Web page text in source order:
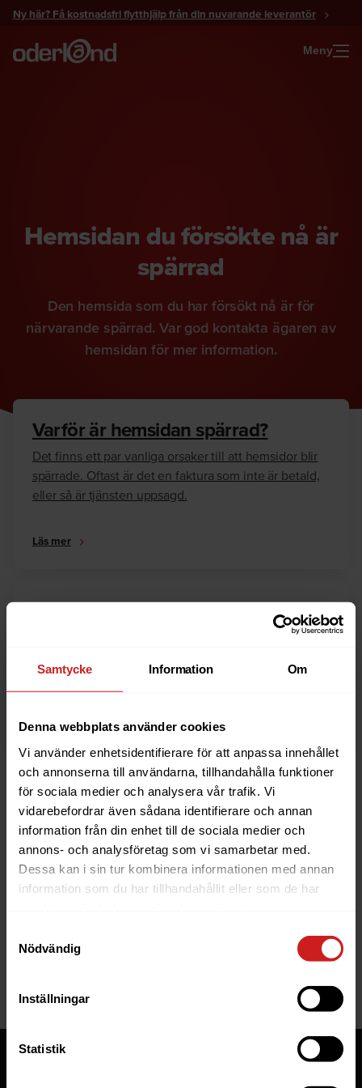
Samtycke Information Om
Denna webbplats använder cookies
Vi använder enhetsidentifierare för att anpassa innehållet
och annonserna till användarna, tillhandahålla funktioner
för sociala medier och analysera vår trafik. Vi
vidarebefordrar även sådana identifierare och annan
information från din enhet till de sociala medier och
annons- och analysföretag som vi samarbetar med.
Dessa kan i sin tur kombinera informationen med annan
information som du har tillhandahållit eller som de har
Nödvändig
Inställningar
Statistik
Gå
innehåll
Ny här? Få kostnadsfri flytthjälp från din nuvarande leverantör
Meny
Hemsidan du försökte nå är
spärrad
Den hemsida som du har försökt nå är för
närvarande spärrad. Var god kontakta ägaren av
hemsidan för mer information.
Varför är hemsidan spärrad?
Det finns ett par vanliga orsaker till att hemsidor blir
spärrade. Oftast är det en faktura som inte är betald,
eller så är tjänsten uppsagd.
Läs mer
Är du ägare till hemsidan eller domännamnet så har
anledningarna till varför en hemsida är spärrad.
Läs mer
The website you were trying to
reach has been suspended
If you are the owner of this website or domain please
read
website to be suspended.